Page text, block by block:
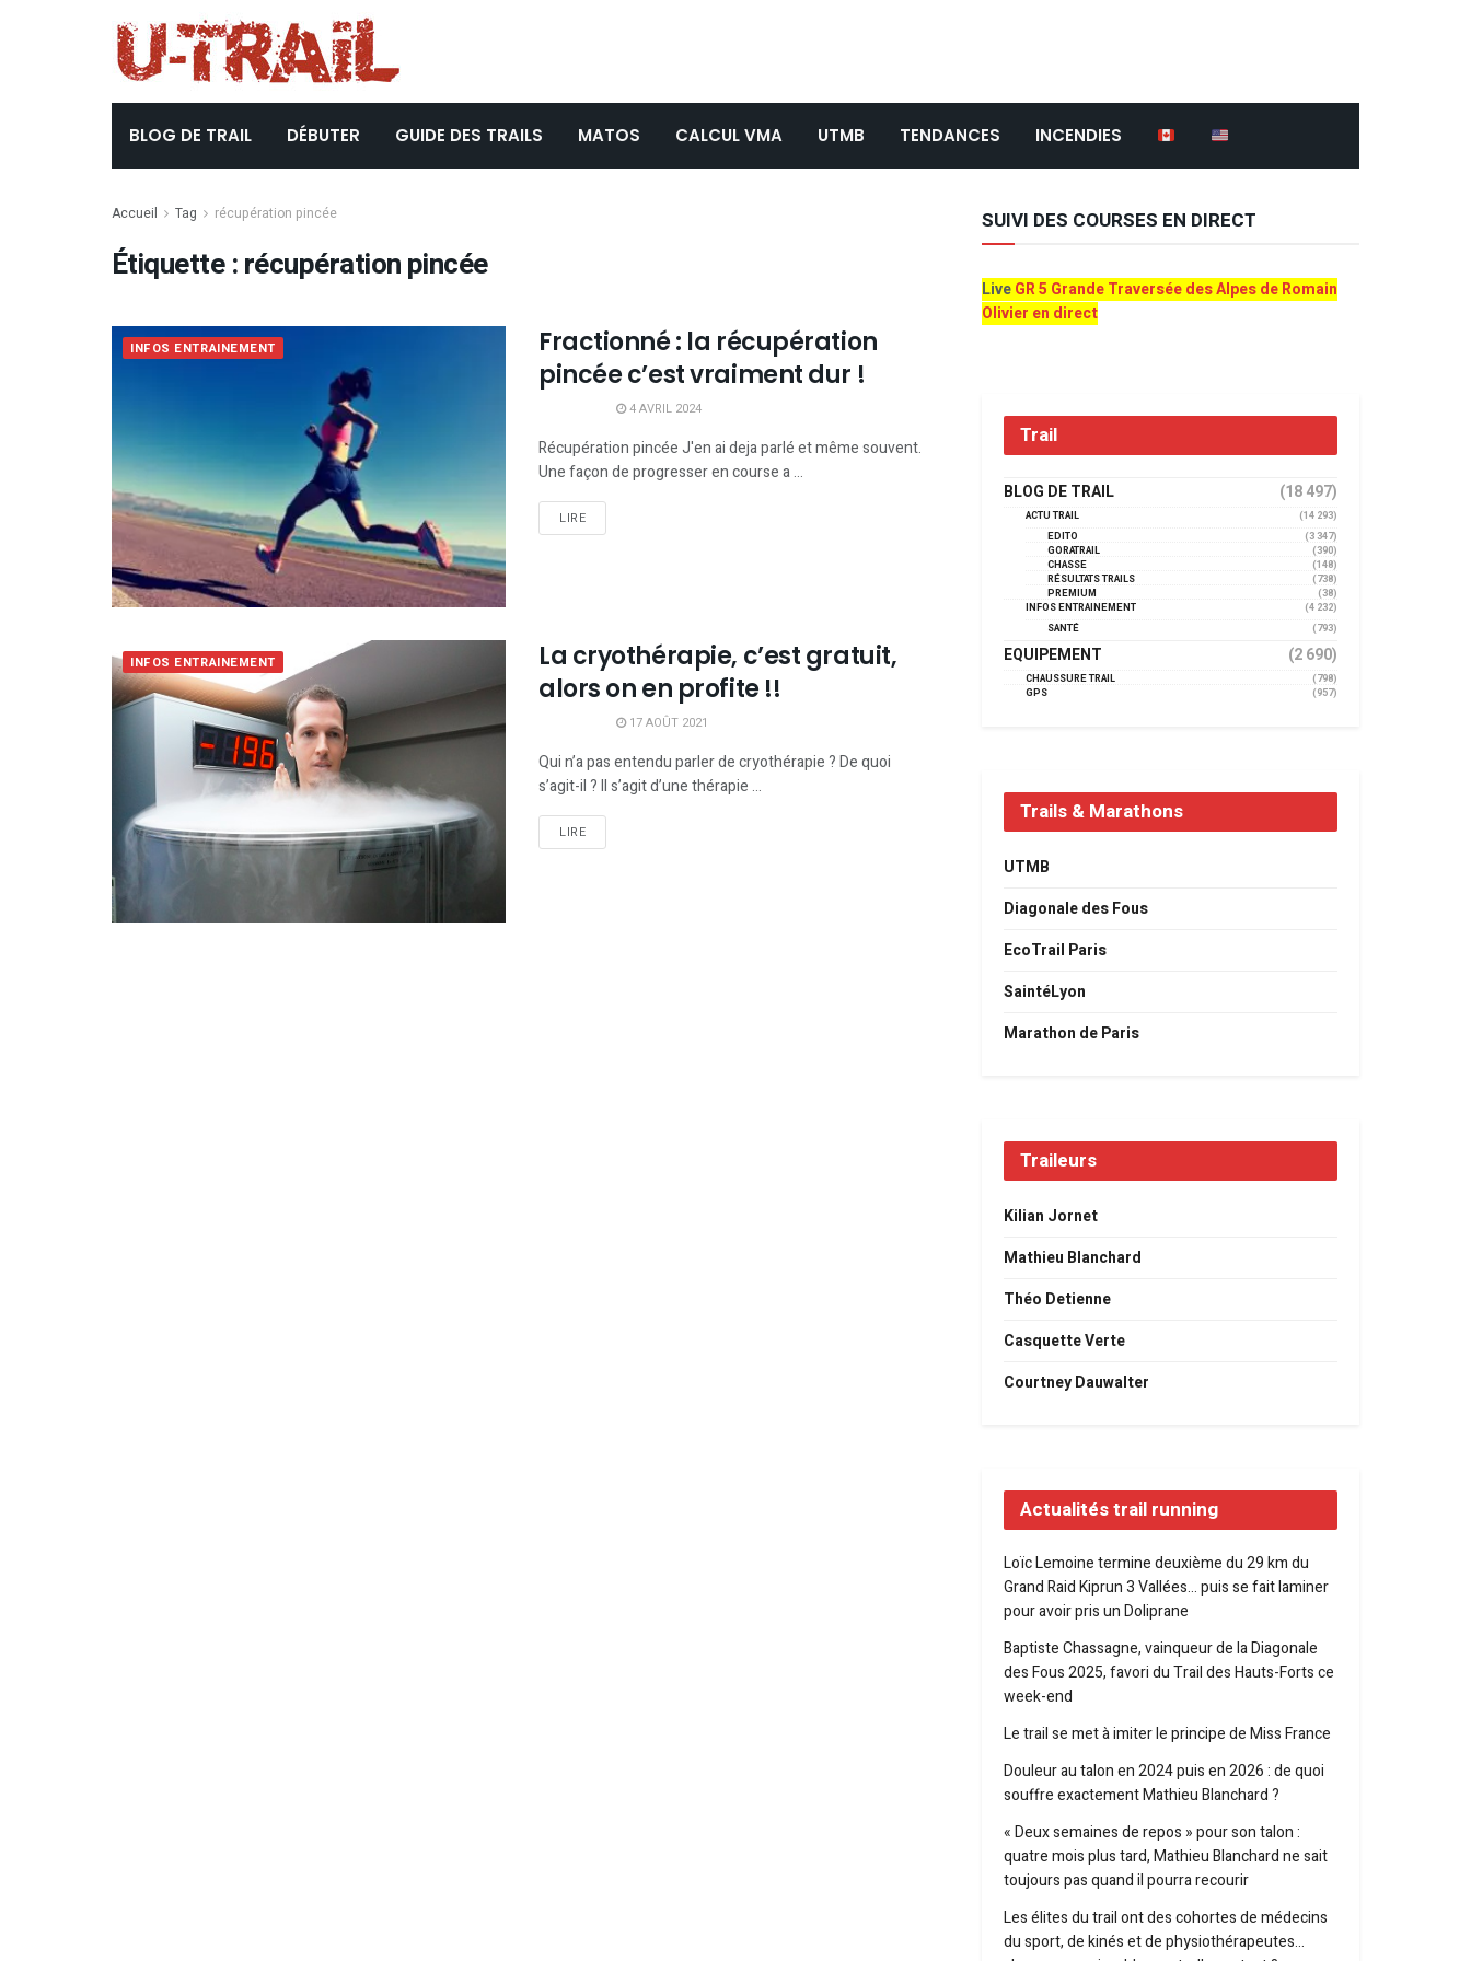
BLOG DE TRAIL DÉBUTER GUIDE DES TRAILS MATOS CALCUL VMA UTMB TENDANCES INCENDIES
Accueil Tag récupération pincée
Étiquette :récupération pincée
INFOS ENTRAINEMENT
Fractionné : la récupération
pincée c’est vraiment dur !
4 AVRIL 2024
Récupération pincée J'en ai deja parlé et même souvent.
Une façon de progresser en course a ...
LIRE
INFOS ENTRAINEMENT
La cryothérapie, c’est gratuit,
alors on en profite !!
17 AOÛT 2021
Qui n’a pas entendu parler de cryothérapie ? De quoi
s’agit-il ? Il s’agit d’une thérapie ...
LIRE
SUIVI DES COURSES EN DIRECT
LiveGR 5 Grande Traversée des Alpes de Romain
Olivier en direct
Trail
BLOG DE TRAIL (18 497)
ACTU TRAIL
(14 293)
EDITO
(3 347)
GORATRAIL
(390)
CHASSE
(148)
RÉSULTATS TRAILS
(738)
PREMIUM
(38)
INFOS ENTRAINEMENT
(4 232)
SANTÉ
(793)
EQUIPEMENT (2 690)
CHAUSSURE TRAIL
(798)
GPS
(957)
Trails & Marathons
UTMB
Diagonale des Fous
EcoTrail Paris
SaintéLyon
Marathon de Paris
Traileurs
Kilian Jornet
Mathieu Blanchard
Théo Detienne
Casquette Verte
Courtney Dauwalter
Actualités trail running
Loïc Lemoine termine deuxième du 29 km du
Grand Raid Kiprun 3 Vallées… puis se fait laminer
pour avoir pris un Doliprane
Baptiste Chassagne, vainqueur de la Diagonale
des Fous 2025, favori du Trail des Hauts-Forts ce
week-end
Le trail se met à imiter le principe de Miss France
Douleur au talon en 2024 puis en 2026 : de quoi
souffre exactement Mathieu Blanchard ?
« Deux semaines de repos » pour son talon :
quatre mois plus tard, Mathieu Blanchard ne sait
toujours pas quand il pourra recourir
Les élites du trail ont des cohortes de médecins
du sport, de kinés et de physiothérapeutes…